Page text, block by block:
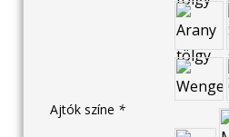
Ajtók színe *